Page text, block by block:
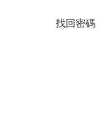
找回密碼